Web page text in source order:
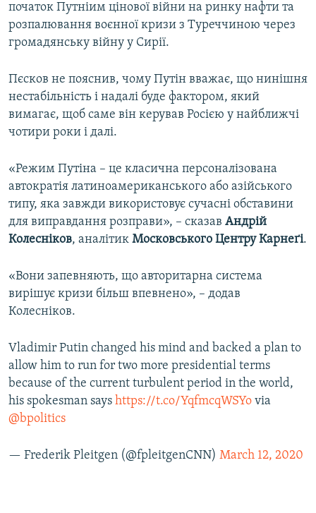
початок Путніим цінової війни на ринку нафти та
розпалювання воєнної кризи з Туреччиною через
громадянську війну у Сирії.
Пєсков не пояснив, чому Путін вважає, що нинішня
нестабільність і надалі буде фактором, який
вимагає, щоб саме він керував Росією у найближчі
чотири роки і далі.
«Режим Путіна – це класична персоналізована
автократія латиноамериканського або азійського
типу, яка завжди використовує сучасні обставини
для виправдання розправи», – сказав Андрій
Колесніков, аналітик Московського Центру Карнеґі.
«Вони запевняють, що авторитарна система
вирішує кризи більш впевнено», – додав
Колесніков.
Vladimir Putin changed his mind and backed a plan to
allow him to run for two more presidential terms
because of the current turbulent period in the world,
his spokesman says https://t.co/YqfmcqWSYo via
@bpolitics
— Frederik Pleitgen (@fpleitgenCNN) March 12, 2020